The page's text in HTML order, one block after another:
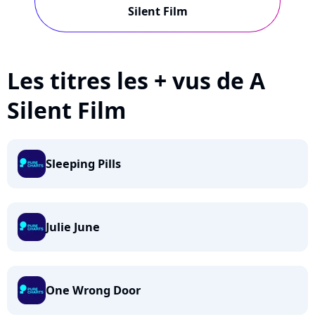
Silent Film
Les titres les + vus de A
Silent Film
Sleeping Pills
Julie June
One Wrong Door